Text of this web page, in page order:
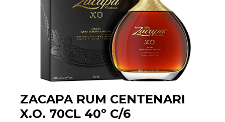
ZACAPA RUM CENTENARI
X.O. 70CL 40º C/6